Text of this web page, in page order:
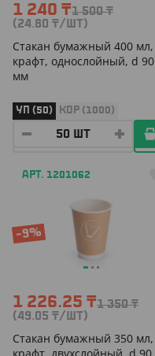
1 240 ₸1 500₸
(24.80 ₸/ШТ)
Cтакан бумажный 400 мл,
крафт, однослойный, d 90
мм
УП (50) КОР (1000)
АРТ. 1201062
-9%
1 226.25 ₸1 350₸
(49.05 ₸/ШТ)
Cтакан бумажный 350 мл,